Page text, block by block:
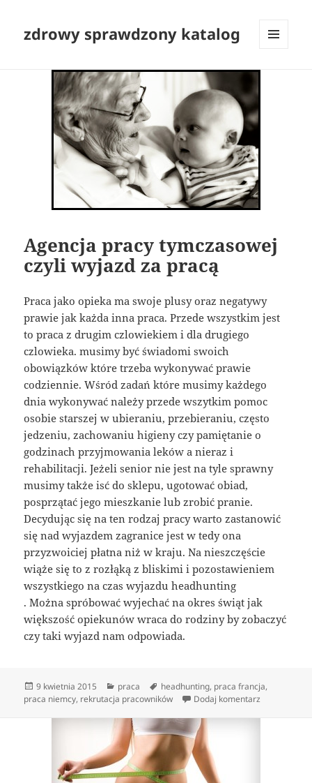
zdrowy sprawdzony katalog
Agencja pracy tymczasowej
czyli wyjazd za pracą
Praca jako opieka ma swoje plusy oraz negatywy
prawie jak każda inna praca. Przede wszystkim jest
to praca z drugim czlowiekiem i dla drugiego
czlowieka. musimy być świadomi swoich
obowiązków które trzeba wykonywać prawie
codziennie. Wśród zadań które musimy każdego
dnia wykonywać należy przede wszytkim pomoc
osobie starszej w ubieraniu, przebieraniu, często
jedzeniu, zachowaniu higieny czy pamiętanie o
godzinach przyjmowania leków a nieraz i
rehabilitacji. Jeżeli senior nie jest na tyle sprawny
musimy także isć do sklepu, ugotować obiad,
posprzątać jego mieszkanie lub zrobić pranie.
Decydując się na ten rodzaj pracy warto zastanowić
się nad wyjazdem zagranice jest w tedy ona
przyzwoiciej płatna niż w kraju. Na nieszczęście
wiąże się to z rozłąką z bliskimi i pozostawieniem
wszystkiego na czas wyjazdu headhunting
. Można spróbować wyjechać na okres świąt jak
większość opiekunów wraca do rodziny by zobaczyć
czy taki wyjazd nam odpowiada.
Data
publikacji
9 kwietnia 2015 Kategorie
praca Tagi
headhunting, praca francja,
praca niemcy, rekrutacja pracowników Dodaj komentarz